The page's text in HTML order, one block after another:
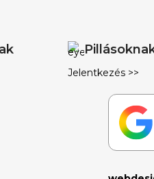
Jelentkezés >>